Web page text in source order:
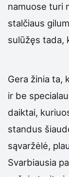
namuose turi
stalčiaus
sulūžęs tada,
Gera žinia ta,
ir be
daiktai,
standus
sąvaržėlė,
Svarbiausia